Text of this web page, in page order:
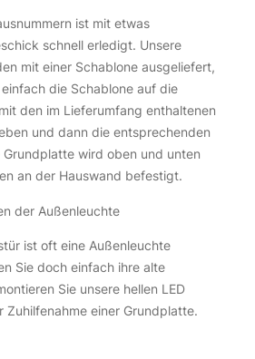
ist mit etwas
schnell erledigt. Unsere
mit einer Schablone ausgeliefert,
die Schablone auf die
den im Lieferumfang enthaltenen
und dann die entsprechenden
wird oben und unten
an der Hauswand befestigt.
der Außenleuchte
ist oft eine Außenleuchte
Sie doch einfach ihre alte
Sie unsere hellen LED
Zuhilfenahme einer Grundplatte.